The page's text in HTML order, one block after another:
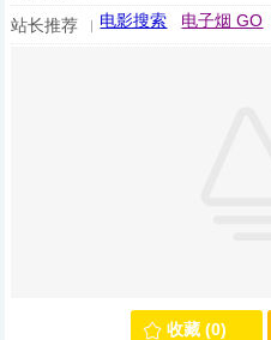
站长推荐
电影搜索 电子烟 GO
收藏 (0)